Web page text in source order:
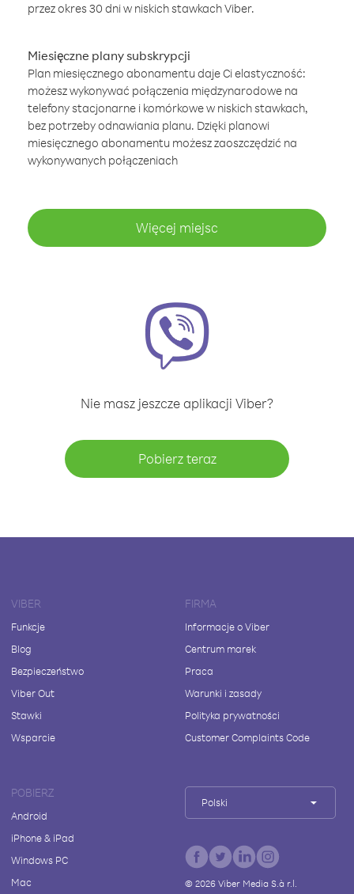
przez okres 30 dni w niskich stawkach Viber.
Miesięczne plany subskrypcji
Plan miesięcznego abonamentu daje Ci elastyczność:
możesz wykonywać połączenia międzynarodowe na
telefony stacjonarne i komórkowe w niskich stawkach,
bez potrzeby odnawiania planu. Dzięki planowi
miesięcznego abonamentu możesz zaoszczędzić na
wykonywanych połączeniach
Więcej miejsc
Nie masz jeszcze aplikacji Viber?
Pobierz teraz
VIBER
Funkcje
Blog
Bezpieczeństwo
Viber Out
Stawki
Wsparcie
FIRMA
Informacje o Viber
Centrum marek
Praca
Warunki i zasady
Polityka prywatności
Customer Complaints Code
POBIERZ
Android
iPhone & iPad
Windows PC
Mac
Polski
© 2026Viber Media S.à r.l.